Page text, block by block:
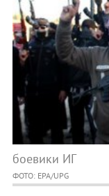
боевики ИГ
ФОТО: EPA/UPG